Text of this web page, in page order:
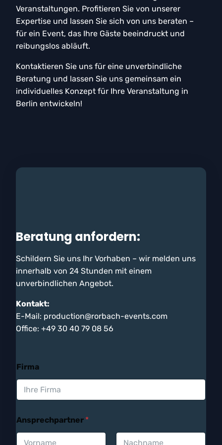
Veranstaltungen. Profitieren Sie von unserer
Expertise und lassen Sie sich von uns beraten –
für ein Event, das Ihre Gäste beeindruckt und
reibungslos abläuft.
Kontaktieren Sie uns für eine unverbindliche
Beratung und lassen Sie uns gemeinsam ein
individuelles Konzept für Ihre Veranstaltung in
Berlin entwickeln!
Beratung anfordern:
Schildern Sie uns Ihr Vorhaben – wir melden uns
innerhalb von 24 Stunden mit einem
unverbindlichen Angebot.
Kontakt:
E-Mail: production@rorbach-events.com
Office: +49 30 40 79 08 56
m
F
r
a
A
n
Firma
Ansprechpartner *